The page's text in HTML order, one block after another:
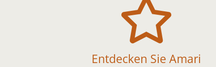

Entdecken Sie Amari